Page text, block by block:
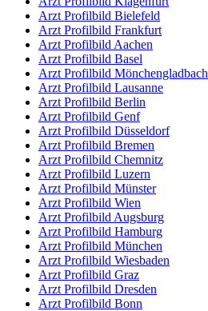
Arzt Profilbild Bielefeld
Arzt Profilbild Frankfurt
Arzt Profilbild Aachen
Arzt Profilbild Basel
Arzt Profilbild Mönchengladbach
Arzt Profilbild Lausanne
Arzt Profilbild Berlin
Arzt Profilbild Genf
Arzt Profilbild Düsseldorf
Arzt Profilbild Bremen
Arzt Profilbild Chemnitz
Arzt Profilbild Luzern
Arzt Profilbild Münster
Arzt Profilbild Wien
Arzt Profilbild Augsburg
Arzt Profilbild Hamburg
Arzt Profilbild München
Arzt Profilbild Wiesbaden
Arzt Profilbild Graz
Arzt Profilbild Dresden
Arzt Profilbild Bonn